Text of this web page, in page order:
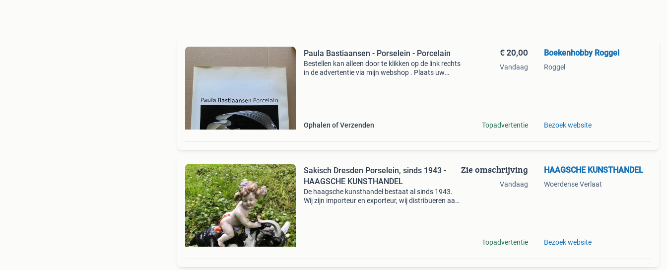
Paula Bastiaansen - Porselein - Porcelain
Bestellen kan alleen door te klikken op de link rechts
in de advertentie via mijn webshop . Plaats uw
Ophalen of Verzenden
€ 20,00
Vandaag
Topadvertentie
Boekenhobby Roggel
Roggel
Bezoek website
Sakisch Dresden Porselein, sinds 1943 -
HAAGSCHE KUNSTHANDEL
De haagsche kunsthandel bestaat al sinds 1943.
Wij zijn importeur en exporteur, wij distribueren aan
Zie omschrijving
Vandaag
Topadvertentie
HAAGSCHE KUNSTHANDEL
Woerdense Verlaat
Bezoek website